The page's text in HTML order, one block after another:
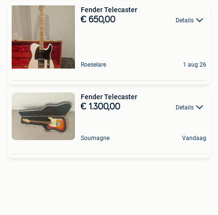
Fender Telecaster
€ 650,00 Details
Roeselare 1 aug 26
Fender Telecaster
€ 1.300,00 Details
Soumagne Vandaag